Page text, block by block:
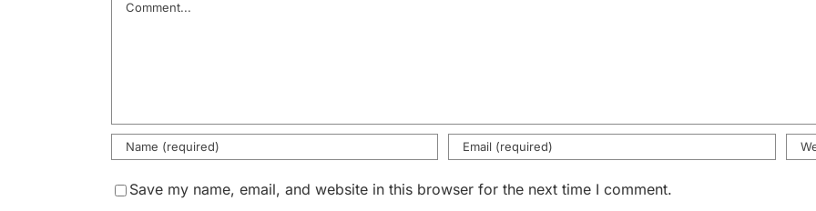
Save my name, email, and website in this browser for the next time I comment.